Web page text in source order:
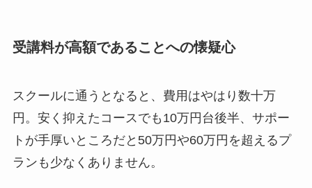
受講料が高額であることへの懐疑心
スクールに通うとなると、費用はやはり数十万
円。安く抑えたコースでも10万円台後半、サポー
トが手厚いところだと50万円や60万円を超えるプ
ランも少なくありません。